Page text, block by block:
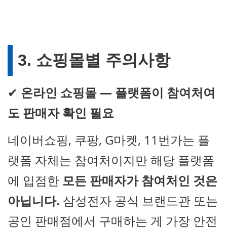
3. 쇼핑몰별 주의사항
✔ 온라인 쇼핑몰 — 플랫폼이 참여처여
도 판매자 확인 필요
네이버쇼핑, 쿠팡, G마켓, 11번가는 플
랫폼 자체는 참여처이지만 해당 플랫폼
에 입점한 모든 판매자가 참여처인 것은
아닙니다. 삼성전자 공식 브랜드관 또는
공인 판매점에서 구매하는 게 가장 안전